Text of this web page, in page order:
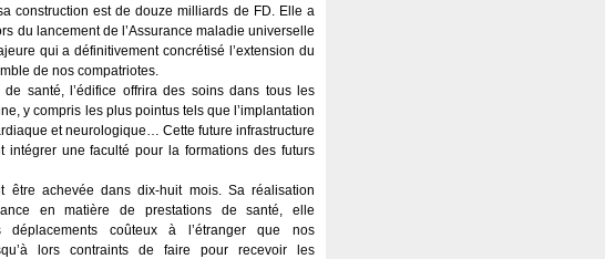
construction est de douze milliards de FD. Elle a
du lancement de l’Assurance maladie universelle
qui a définitivement concrétisé l’extension du
de nos compatriotes.
de santé, l’édifice offrira des soins dans tous les
y compris les plus pointus tels que l’implantation
et neurologique… Cette future infrastructure
intégrer une faculté pour la formations des futurs
être achevée dans dix-huit mois. Sa réalisation
en matière de prestations de santé, elle
coûteux à l’étranger que nos
lors contraints de faire pour recevoir les